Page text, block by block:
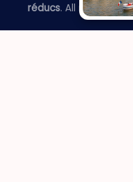
réducs. All rights